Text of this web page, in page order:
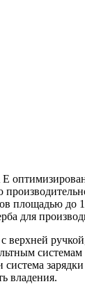
до
для
владения.